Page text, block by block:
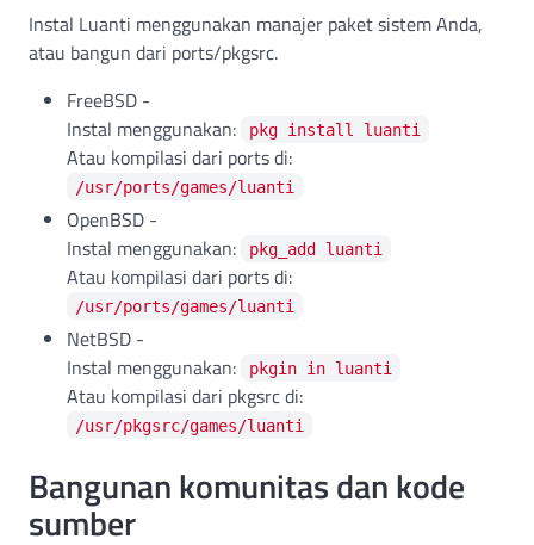
Instal Luanti menggunakan manajer paket sistem Anda,
atau bangun dari ports/pkgsrc.
FreeBSD -
Instal menggunakan:
pkg install luanti
Atau kompilasi dari ports di:
/usr/ports/games/luanti
OpenBSD -
Instal menggunakan:
pkg_add luanti
Atau kompilasi dari ports di:
/usr/ports/games/luanti
NetBSD -
Instal menggunakan:
pkgin in luanti
Atau kompilasi dari pkgsrc di:
/usr/pkgsrc/games/luanti
Bangunan komunitas dan kode
sumber